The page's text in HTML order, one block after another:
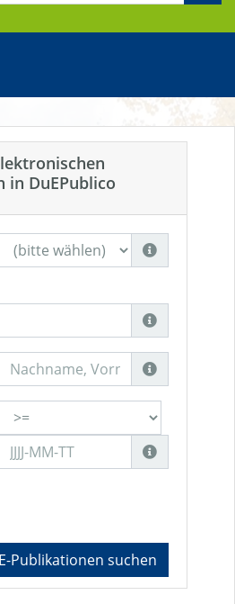
in DuEPublico
E-Publikationen suchen